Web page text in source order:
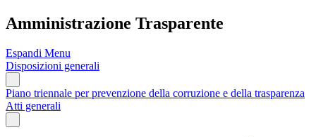
Amministrazione Trasparente
Espandi Menu
Disposizioni generali
Piano triennale per prevenzione della corruzione e della trasparenza
Atti generali